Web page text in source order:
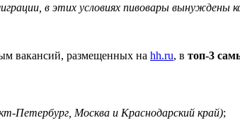
в этих условиях пивовары вынуждены
вакансий, размещенных на hh.ru, в топ-3
Петербург, Москва и Краснодарский край);